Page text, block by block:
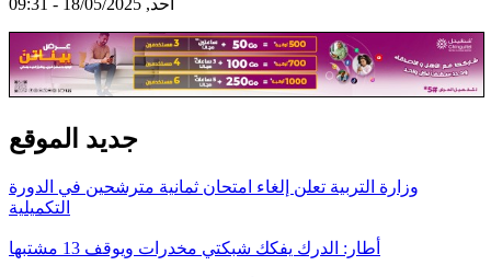
أحد, 18/05/2025 - 09:31
جديد الموقع
وزارة التربية تعلن إلغاء امتحان ثمانية مترشحين في الدورة
التكميلية
أطار: الدرك يفكك شبكتي مخدرات ويوقف 13 مشتبها